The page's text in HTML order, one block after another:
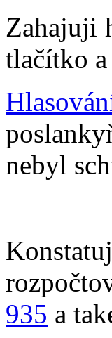
Zahajuji
tlačítko
nebyl
935 a